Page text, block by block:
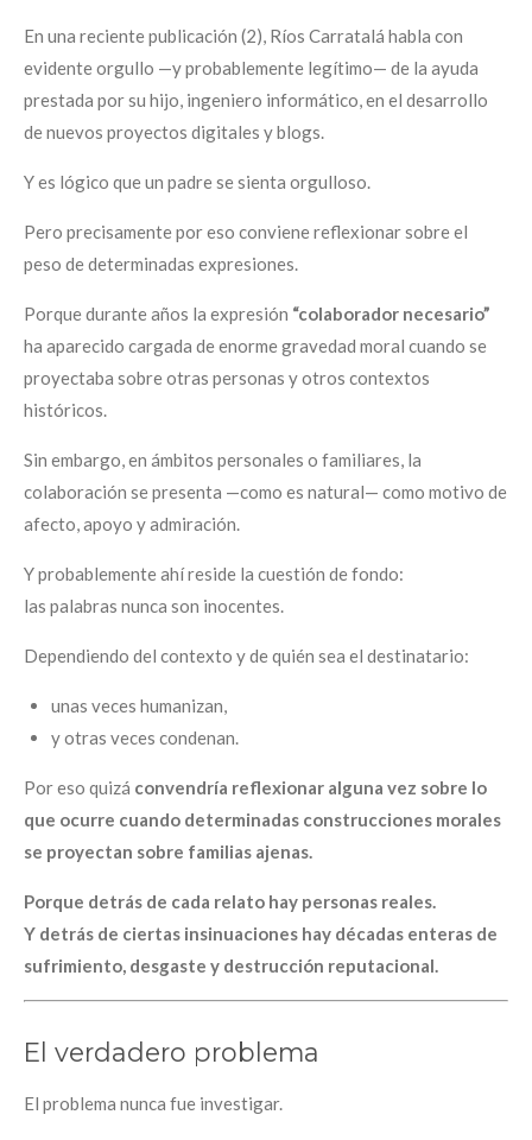
En una reciente publicación (2), Ríos Carratalá habla con
evidente orgullo —y probablemente legítimo— de la ayuda
prestada por su hijo, ingeniero informático, en el desarrollo
de nuevos proyectos digitales y blogs.
Y es lógico que un padre se sienta orgulloso.
Pero precisamente por eso conviene reflexionar sobre el
peso de determinadas expresiones.
Porque durante años la expresión “colaborador necesario”
ha aparecido cargada de enorme gravedad moral cuando se
proyectaba sobre otras personas y otros contextos
históricos.
Sin embargo, en ámbitos personales o familiares, la
colaboración se presenta —como es natural— como motivo de
afecto, apoyo y admiración.
Y probablemente ahí reside la cuestión de fondo:
las palabras nunca son inocentes.
Dependiendo del contexto y de quién sea el destinatario:
unas veces humanizan,
y otras veces condenan.
Por eso quizá convendría reflexionar alguna vez sobre lo
que ocurre cuando determinadas construcciones morales
se proyectan sobre familias ajenas.
Porque detrás de cada relato hay personas reales.
Y detrás de ciertas insinuaciones hay décadas enteras de
sufrimiento, desgaste y destrucción reputacional.
El verdadero problema
El problema nunca fue investigar.